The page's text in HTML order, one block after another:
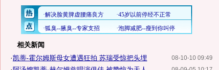
相关新闻
08-10-10 09:49
·凯蒂-霍尔姆斯母女遭遇狂拍 苏瑞受惊把头埋